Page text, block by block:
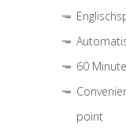
60
point